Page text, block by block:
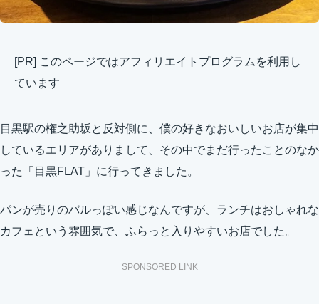
[PR] このページではアフィリエイトプログラムを利用し
ています
目黒駅の権之助坂と反対側に、僕の好きなおいしいお店が集中
しているエリアがありまして、その中でまだ行ったことのなか
った「目黒FLAT」に行ってきました。
パンが売りのバルっぽい感じなんですが、ランチはおしゃれな
カフェという雰囲気で、ふらっと入りやすいお店でした。
SPONSORED LINK